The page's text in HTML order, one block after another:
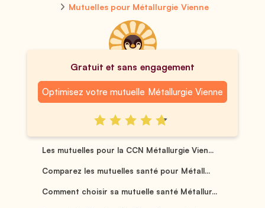
Mutuelles pour Métallurgie Vienne
Gratuit et sans engagement
Optimisez votre mutuelle Métallurgie Vienne
Les mutuelles pour la CCN Métallurgie Vien...
Comparez les mutuelles santé pour Métall...
Comment choisir sa mutuelle santé Métallur...